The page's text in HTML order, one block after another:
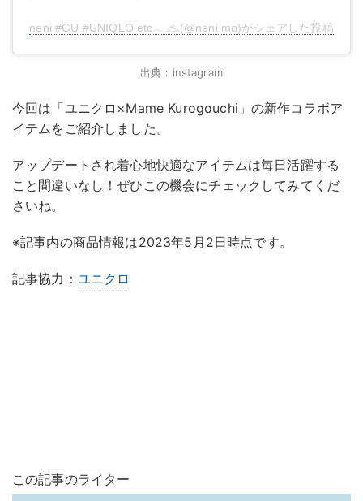
neni #GU #UNIQLO etc𓂃𓃺(@neni.mo)がシェアした投稿
出典：instagram
今回は「ユニクロ×Mame Kurogouchi」の新作コラボア
イテムをご紹介しました。
アップデートされ着心地快適なアイテムは毎日活躍する
こと間違いなし！ぜひこの機会にチェックしてみてくだ
さいね。
※記事内の商品情報は2023年5月2日時点です。
記事協力： ユニクロ
この記事のライター